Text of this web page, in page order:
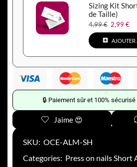
Sizing Kit
de Taille)
4,99€ 2,99 €
AJOUTER
🔒 Paiement sûr et 100% sécurisé
Jaime 😍
SKU: OCE-ALM-SH
Categories: Press on nails Short